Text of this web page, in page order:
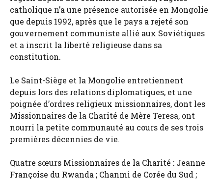
catholique n’a une présence autorisée en Mongolie
que depuis 1992, après que le pays a rejeté son
gouvernement communiste allié aux Soviétiques
et a inscrit la liberté religieuse dans sa
constitution.
Le Saint-Siège et la Mongolie entretiennent
depuis lors des relations diplomatiques, et une
poignée d’ordres religieux missionnaires, dont les
Missionnaires de la Charité de Mère Teresa, ont
nourri la petite communauté au cours de ses trois
premières décennies de vie.
Quatre sœurs Missionnaires de la Charité : Jeanne
Françoise du Rwanda ; Chanmi de Corée du Sud ;